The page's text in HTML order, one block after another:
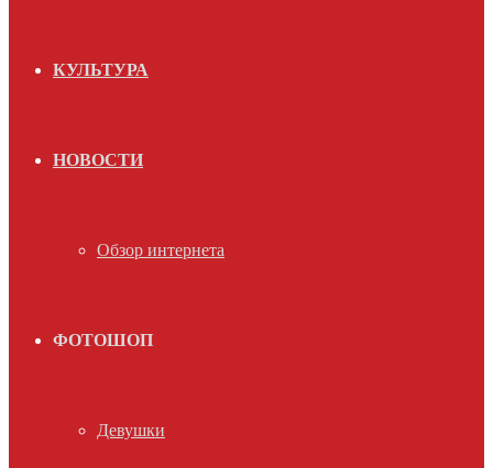
КУЛЬТУРА
НОВОСТИ
Обзор интернета
ФОТОШОП
Девушки